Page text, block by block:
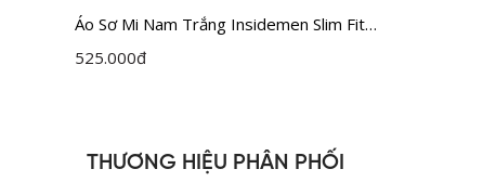
Áo Sơ Mi Nam Trắng Insidemen Slim Fit
ILS158F0H0
525.000đ
THƯƠNG HIỆU PHÂN PHỐI